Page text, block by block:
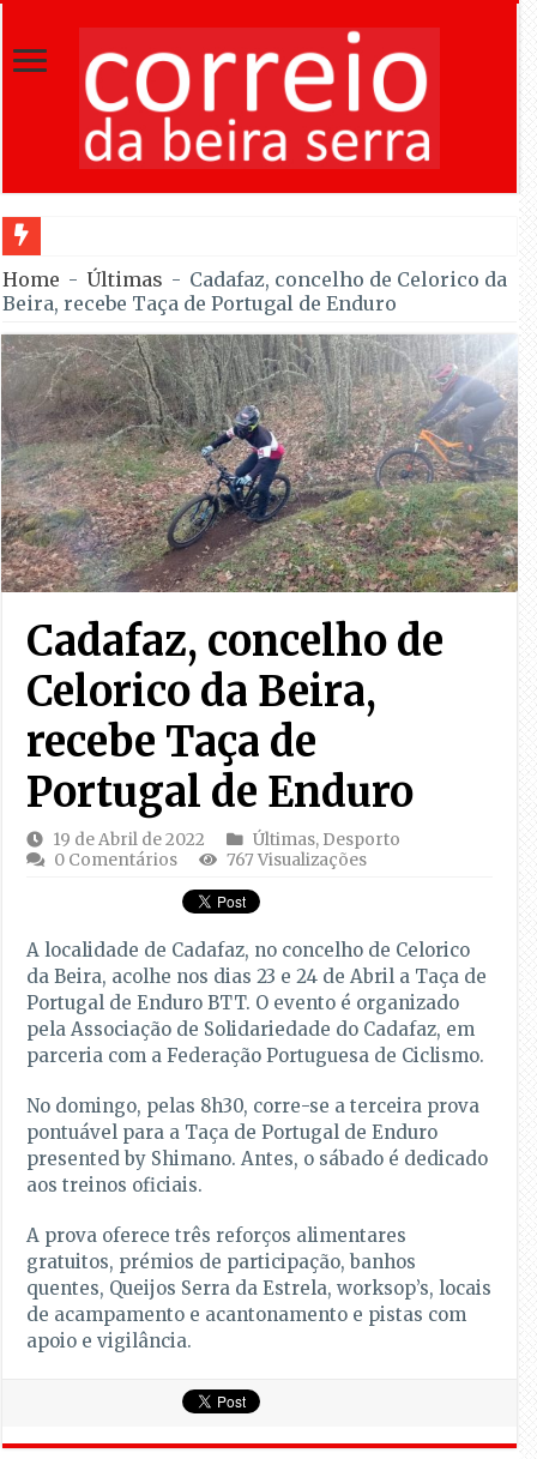
Home - Últimas - Cadafaz, concelho de Celorico da
Beira, recebe Taça de Portugal de Enduro
Cadafaz, concelho de
Celorico da Beira,
recebe Taça de
Portugal de Enduro
19 de Abril de 2022 Últimas, Desporto
0 Comentários
767 Visualizações
A localidade de Cadafaz, no concelho de Celorico
da Beira, acolhe nos dias 23 e 24 de Abril a Taça de
Portugal de Enduro BTT. O evento é organizado
pela Associação de Solidariedade do Cadafaz, em
parceria com a Federação Portuguesa de Ciclismo.
No domingo, pelas 8h30, corre-se a terceira prova
pontuável para a Taça de Portugal de Enduro
presented by Shimano. Antes, o sábado é dedicado
aos treinos oficiais.
A prova oferece três reforços alimentares
gratuitos, prémios de participação, banhos
quentes, Queijos Serra da Estrela, worksop’s, locais
de acampamento e acantonamento e pistas com
apoio e vigilância.